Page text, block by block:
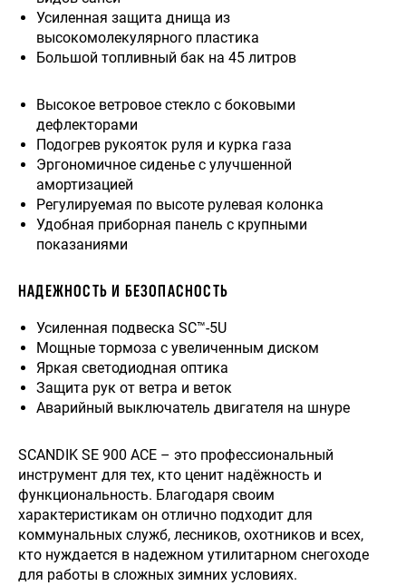
Усиленная защита днища из
высокомолекулярного пластика
Большой топливный бак на 45 литров
Высокое ветровое стекло с боковыми
дефлекторами
Подогрев рукояток руля и курка газа
Эргономичное сиденье с улучшенной
амортизацией
Регулируемая по высоте рулевая колонка
Удобная приборная панель с крупными
показаниями
НАДЕЖНОСТЬ И БЕЗОПАСНОСТЬ
Усиленная подвеска SC™-5U
Мощные тормоза с увеличенным диском
Яркая светодиодная оптика
Защита рук от ветра и веток
Аварийный выключатель двигателя на шнуре
SCANDIK SE 900 ACE – это профессиональный
инструмент для тех, кто ценит надёжность и
функциональность. Благодаря своим
характеристикам он отлично подходит для
коммунальных служб, лесников, охотников и всех,
кто нуждается в надежном утилитарном снегоходе
для работы в сложных зимних условиях.